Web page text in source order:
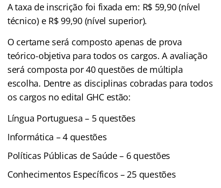
A taxa de inscrição foi fixada em: R$ 59,90 (nível
técnico) e R$ 99,90 (nível superior).
O certame será composto apenas de prova
teórico-objetiva para todos os cargos. A avaliação
será composta por 40 questões de múltipla
escolha. Dentre as disciplinas cobradas para todos
os cargos no edital GHC estão:
Língua Portuguesa – 5 questões
Informática – 4 questões
Políticas Públicas de Saúde – 6 questões
Conhecimentos Específicos – 25 questões